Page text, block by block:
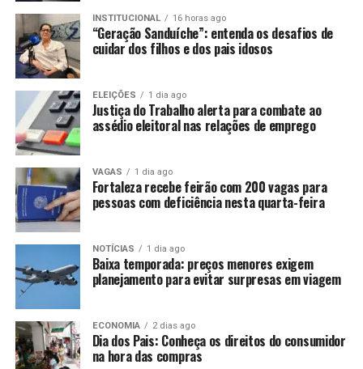
INSTITUCIONAL 16 horas ago
“Geração Sanduíche”: entenda os desafios de
cuidar dos filhos e dos pais idosos
ELEIÇÕES 1 dia ago
Justiça do Trabalho alerta para combate ao
assédio eleitoral nas relações de emprego
VAGAS 1 dia ago
Fortaleza recebe feirão com 200 vagas para
pessoas com deficiência nesta quarta-feira
NOTÍCIAS 1 dia ago
Baixa temporada: preços menores exigem
planejamento para evitar surpresas em viagem
ECONOMIA 2 dias ago
Dia dos Pais: Conheça os direitos do consumidor
na hora das compras